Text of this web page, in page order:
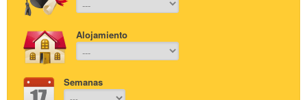
Alojamiento
Semanas